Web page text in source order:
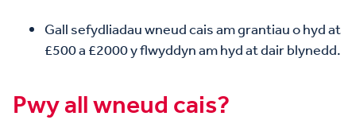
Gall sefydliadau wneud cais am grantiau o hyd at
£500 a £2000 y flwyddyn am hyd at dair blynedd.
Pwy all wneud cais?